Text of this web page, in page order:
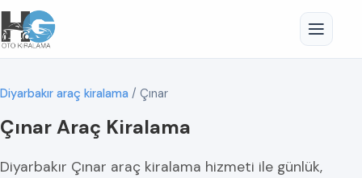
Diyarbakır araç kiralama / Çınar
Çınar Araç Kiralama
Diyarbakır Çınar araç kiralama hizmeti ile günlük,